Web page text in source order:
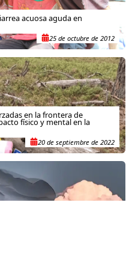
acuosa aguda en
25 de octubre de 2012
en la frontera de
físico y mental en la
20 de septiembre de 2022